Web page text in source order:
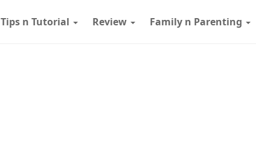
Tips n Tutorial Review Family n Parenting